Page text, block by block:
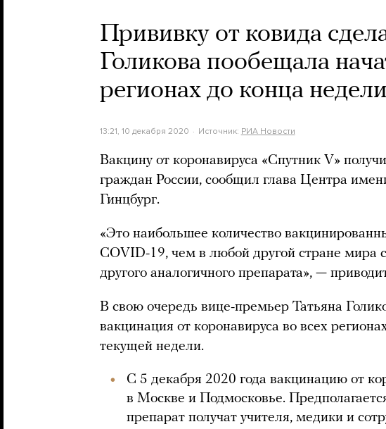
Прививку от ковида
Голикова пообещала
регионах до конца недели
13:21, 10 декабря 2020 Источник: РИА Новости
Вакцину от коронавируса «Спутник V»
граждан России, сообщил глава Центра
Гинцбург.
«Это наибольшее количество
COVID-19, чем в любой другой стране мира
другого аналогичного препарата», —
В свою очередь вице-премьер Татьяна
вакцинация от коронавируса во всех
текущей недели.
С 5 декабря 2020 года вакцинацию от
в Москве и Подмосковье.
препарат получат учителя, медики и